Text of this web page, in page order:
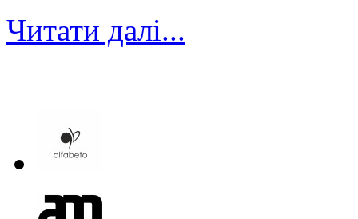
Читати далі...